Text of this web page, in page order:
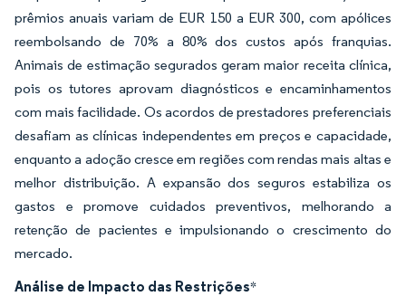
prêmios anuais variam de EUR 150 a EUR 300, com apólices
reembolsando de 70% a 80% dos custos após franquias.
Animais de estimação segurados geram maior receita clínica,
pois os tutores aprovam diagnósticos e encaminhamentos
com mais facilidade. Os acordos de prestadores preferenciais
desafiam as clínicas independentes em preços e capacidade,
enquanto a adoção cresce em regiões com rendas mais altas e
melhor distribuição. A expansão dos seguros estabiliza os
gastos e promove cuidados preventivos, melhorando a
retenção de pacientes e impulsionando o crescimento do
mercado.
Análise de Impacto das Restrições*